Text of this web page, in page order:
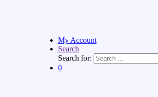
My Account
Search
Search for:
0